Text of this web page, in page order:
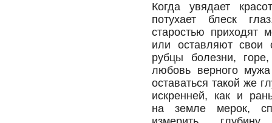
Когда увядает
потухает блеск
старостью приходят
или оставляют свои
рубцы болезни,
любовь верного
оставаться такой же
искренней, как и
на земле мерок,